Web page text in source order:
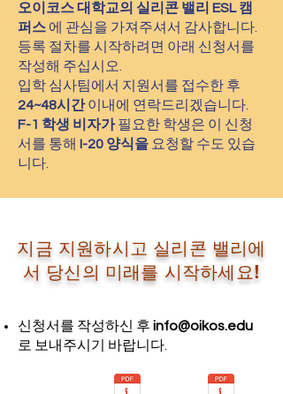
오이코스 대학교의 실리콘 밸리 ESL 캠
퍼스 에 관심을 가져주셔서 감사합니다.
등록 절차를 시작하려면 아래 신청서를
작성해 주십시오.
입학 심사팀에서 지원서를 접수한 후
24~48시간이내에 연락드리겠습니다.
F-1 학생 비자가필요한 학생은 이 신청
서를 통해 I-20 양식을 요청할 수도 있습
니다.
지금 지원하시고 실리콘 밸리에
서 당신의 미래를 시작하세요!
신청서를 작성하신 후 info@oikos.edu
로 보내주시기 바랍니다.